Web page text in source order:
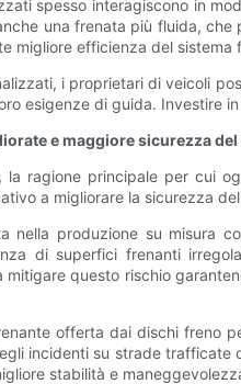
spesso interagiscono in
una frenata più fluida,
migliore efficienza del
i proprietari di veicoli
esigenze di guida. Investire
e maggiore sicurezza
la ragione principale per cui
a migliorare la sicurezza
nella produzione su misura
di superfici frenanti
mitigare questo rischio
offerta dai dischi freno
incidenti su strade trafficate
stabilità e